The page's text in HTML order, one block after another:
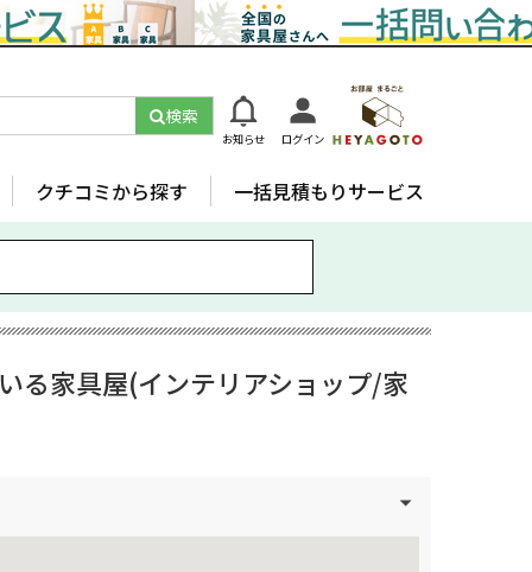
検索
お知らせ ログイン
クチコミから探す 一括見積もりサービス
る家具屋(インテリアショップ/家